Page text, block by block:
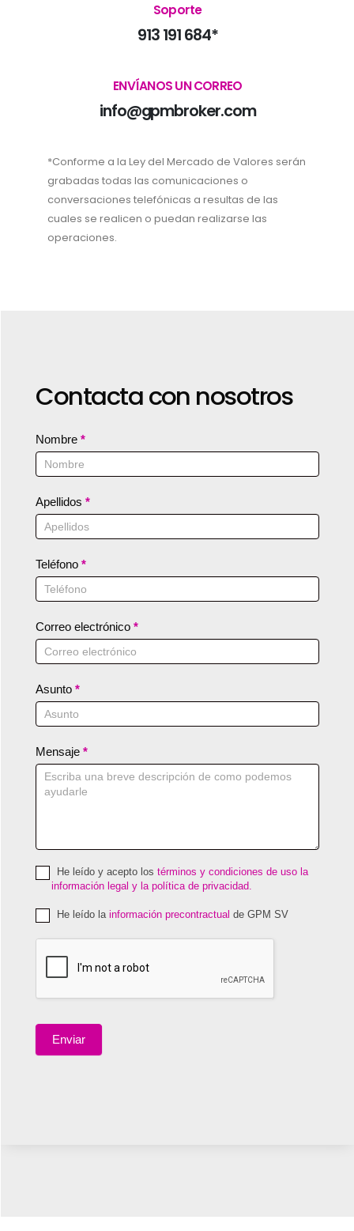
Soporte
913 191 684*
ENVÍANOS UN CORREO
info@gpmbroker.com
*Conforme a la Ley del Mercado de Valores serán
grabadas todas las comunicaciones o
conversaciones telefónicas a resultas de las
cuales se realicen o puedan realizarse las
operaciones.
Contacta con nosotros
Contact
Us
Nombre*
Apellidos*
Teléfono*
Correo electrónico*
Asunto*
Mensaje*
He leído y acepto lostérminos y condiciones de uso la
información legal y la política de privacidad.
He leído lainformación precontractual de GPM SV
Enviar